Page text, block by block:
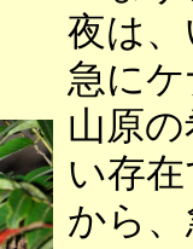
夜は
急に
山原
い存
から